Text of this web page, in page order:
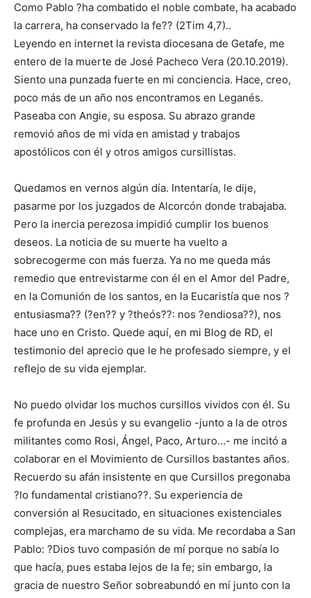
Como Pablo ?ha combatido el noble combate, ha acabado
la carrera, ha conservado la fe?? (2Tim 4,7)..
Leyendo en internet la revista diocesana de Getafe, me
entero de la muerte de José Pacheco Vera (20.10.2019).
Siento una punzada fuerte en mi conciencia. Hace, creo,
poco más de un año nos encontramos en Leganés.
Paseaba con Angie, su esposa. Su abrazo grande
removió años de mi vida en amistad y trabajos
apostólicos con él y otros amigos cursillistas.
Quedamos en vernos algún día. Intentaría, le dije,
pasarme por los juzgados de Alcorcón donde trabajaba.
Pero la inercia perezosa impidió cumplir los buenos
deseos. La noticia de su muerte ha vuelto a
sobrecogerme con más fuerza. Ya no me queda más
remedio que entrevistarme con él en el Amor del Padre,
en la Comunión de los santos, en la Eucaristía que nos ?
entusiasma?? (?en?? y ?theós??: nos ?endiosa??), nos
hace uno en Cristo. Quede aquí, en mi Blog de RD, el
testimonio del aprecio que le he profesado siempre, y el
reflejo de su vida ejemplar.
No puedo olvidar los muchos cursillos vividos con él. Su
fe profunda en Jesús y su evangelio -junto a la de otros
militantes como Rosi, Ángel, Paco, Arturo…- me incitó a
colaborar en el Movimiento de Cursillos bastantes años.
Recuerdo su afán insistente en que Cursillos pregonaba
?lo fundamental cristiano??. Su experiencia de
conversión al Resucitado, en situaciones existenciales
complejas, era marchamo de su vida. Me recordaba a San
Pablo: ?Dios tuvo compasión de mí porque no sabía lo
que hacía, pues estaba lejos de la fe; sin embargo, la
gracia de nuestro Señor sobreabundó en mí junto con la